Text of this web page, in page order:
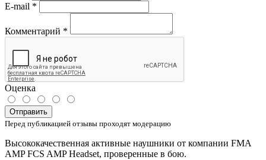
E-mail *
Комментарий *
Оценка
Отправить
Перед публикацией отзывы проходят модерацию
Высококачественная активные наушники от компании FMA
AMP FCS AMP Headset, проверенные в бою.